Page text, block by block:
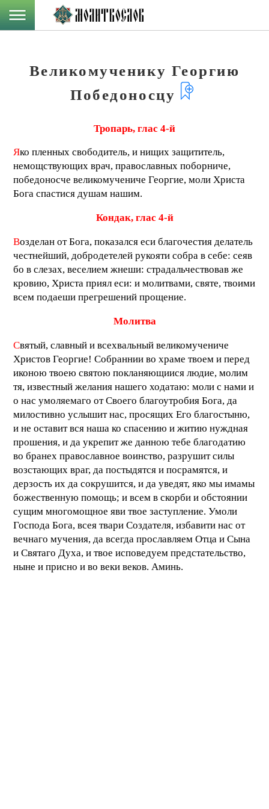
Великомученику Георгию
Победоносцу
Тропарь, глас 4-й
Яко пленных свободитель, и нищих защититель,
немощствующих врач, православных поборниче,
победоносче великомучениче Георгие, моли Христа
Бога спастися душам нашим.
Кондак, глас 4-й
Возделан от Бога, показался еси благочестия делатель
честнейший, добродетелей рукояти собра в себе: сеяв
бо в слезах, веселием жнеши: страдальчествовав же
кровию, Христа приял еси: и молитвами, святе, твоими
всем подаеши прегрешений прощение.
Молитва
Святый, славный и всехвальный великомучениче
Христов Георгие! Собраннии во храме твоем и перед
иконою твоею святою покланяющиися людие, молим
тя, известный желания нашего ходатаю: моли с нами и
о нас умоляемаго от Своего благоутробия Бога, да
милостивно услышит нас, просящих Его благостыню,
и не оставит вся наша ко спасению и житию нуждная
прошения, и да укрепит же данною тебе благодатию
во бранех православное воинство, разрушит силы
возстающих враг, да постыдятся и посрамятся, и
дерзость их да сокрушится, и да уведят, яко мы имамы
божественную помощь; и всем в скорби и обстоянии
сущим многомощное яви твое заступление. Умоли
Господа Бога, всея твари Создателя, избавити нас от
вечнаго мучения, да всегда прославляем Отца и Сына
и Святаго Духа, и твое исповедуем предстательство,
ныне и присно и во веки веков. Аминь.